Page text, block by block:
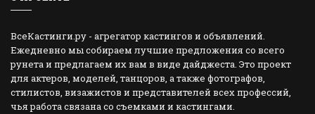
ВсеКастинги.ру - агрегатор кастингов и объявлений.
Ежедневно мы собираем лучшие предложения со всего
рунета и предлагаем их вам в виде дайджеста. Это проект
для актеров, моделей, танцоров, а также фотографов,
стилистов, визажистов и представителей всех профессий,
чья работа связана со съемками и кастингами.